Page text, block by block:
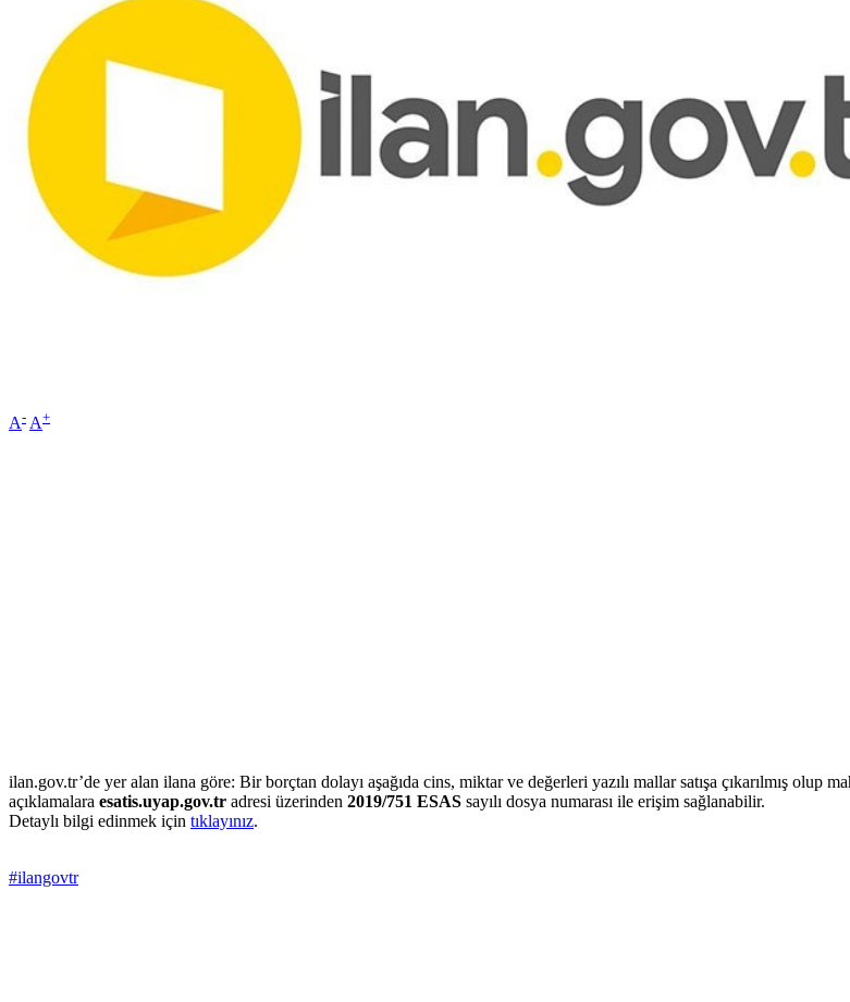
A- A+
ilan.gov.tr’de yer alan ilana göre: Bir borçtan dolayı aşağıda cins, miktar ve değerleri yazılı mallar satışa çıkarılmış olup
açıklamalara esatis.uyap.gov.tr adresi üzerinden 2019/751 ESAS sayılı dosya numarası ile erişim sağlanabilir.
Detaylı bilgi edinmek için tıklayınız.
#ilangovtr